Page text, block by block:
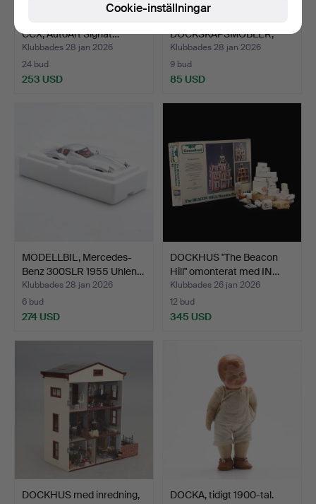
CCX, AutoArt Signat…
Klubbades 28 jan 2026
24 bud
253 USD
DOCKSKÅPSMÖBLER,
mestadels Lundby/…
Klubbades 28 jan 2026
9 bud
85 USD
MODELLBIL, Mercedes-
Benz 300SLR 1955 Uhlen…
Klubbades 28 jan 2026
6 bud
274 USD
DOCKHUS "The Beacon
Hill" omonterat med IN…
Klubbades 26 jan 2026
12 bud
345 USD
DOCKHUS med inredning,
DOCKA, tidigt 1900-tal.
Cookie-inställningar